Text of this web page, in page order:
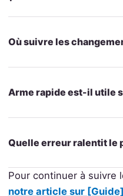
Où suivre les
Arme rapide est-il utile
Quelle erreur ralentit le
Pour continuer à suivre
notre article sur